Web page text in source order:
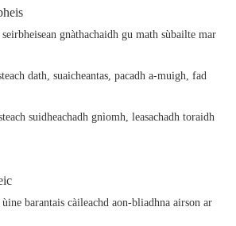
gnàthachaidh gu math sùbailte mar
dath, suaicheantas, pacadh a-muigh, fad
suidheachadh gnìomh, leasachadh toraidh
barantais càileachd aon-bliadhna airson ar